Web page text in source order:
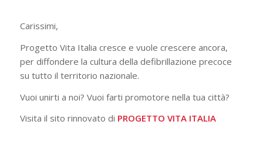
Carissimi,
Progetto Vita Italia cresce e vuole crescere ancora,
per diffondere la cultura della defibrillazione precoce
su tutto il territorio nazionale.
Vuoi unirti a noi? Vuoi farti promotore nella tua città?
Visita il sito rinnovato di PROGETTO VITA ITALIA